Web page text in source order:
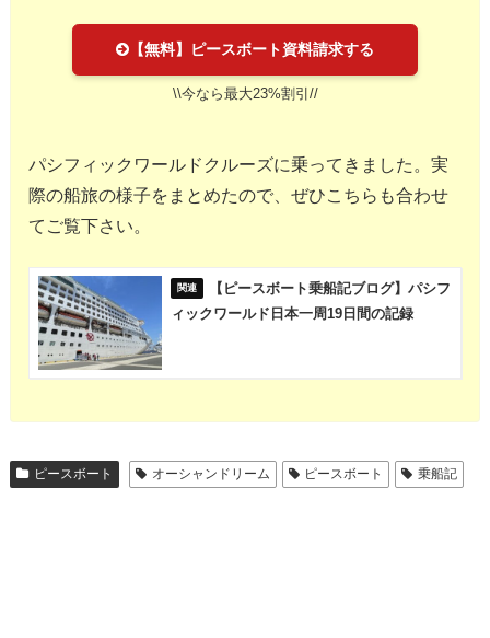
【無料】ピースボート資料請求する
\\今なら最大23%割引//
パシフィックワールドクルーズに乗ってきました。実
際の船旅の様子をまとめたので、ぜひこちらも合わせ
てご覧下さい。
【ピースボート乗船記ブログ】パシフ
ィックワールド日本一周19日間の記録
ピースボート オーシャンドリーム ピースボート 乗船記